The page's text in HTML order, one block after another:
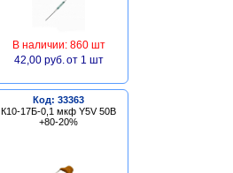
В наличии: 860 шт
42,00 руб. от 1 шт
Код: 33363
К10-17Б-0,1 мкф Y5V 50В
+80-20%